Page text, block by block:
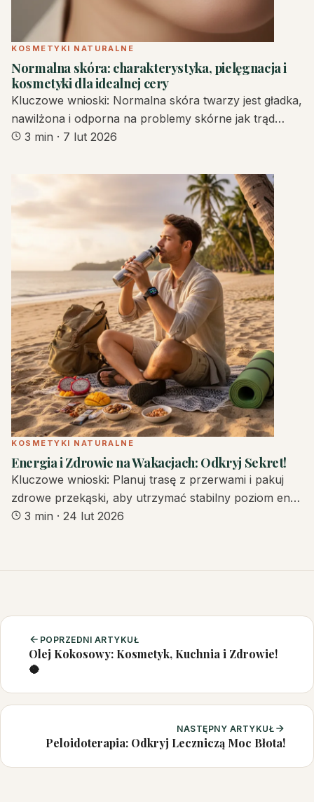
KOSMETYKI NATURALNE
Normalna skóra: charakterystyka, pielęgnacja i
kosmetyki dla idealnej cery
Kluczowe wnioski: Normalna skóra twarzy jest gładka,
nawilżona i odporna na problemy skórne jak trąd…
3 min · 7 lut 2026
KOSMETYKI NATURALNE
Energia i Zdrowie na Wakacjach: Odkryj Sekret!
Kluczowe wnioski: Planuj trasę z przerwami i pakuj
zdrowe przekąski, aby utrzymać stabilny poziom en…
3 min · 24 lut 2026
POPRZEDNI ARTYKUŁ
Olej Kokosowy: Kosmetyk, Kuchnia i Zdrowie!
🥥
NASTĘPNY ARTYKUŁ
Peloidoterapia: Odkryj Leczniczą Moc Błota!